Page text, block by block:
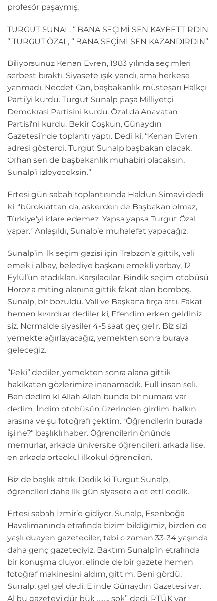
profesör paşaymış.
TURGUT SUNAL, “ BANA SEÇİMİ SEN KAYBETTİRDİN
“ TURGUT ÖZAL, “ BANA SEÇİMİ SEN KAZANDIRDIN”
Biliyorsunuz Kenan Evren, 1983 yılında seçimleri
serbest bıraktı. Siyasete ışık yandı, ama herkese
yanmadı. Necdet Can, başbakanlık müsteşarı Halkçı
Parti’yi kurdu. Turgut Sunalp paşa Milliyetçi
Demokrasi Partisini kurdu. Özal da Anavatan
Partisi’ni kurdu. Bekir Coşkun, Günaydın
Gazetesi’nde toplantı yaptı. Dedi ki, “Kenan Evren
adresi gösterdi. Turgut Sunalp başbakan olacak.
Orhan sen de başbakanlık muhabiri olacaksın,
Sunalp’i izleyeceksin.”
Ertesi gün sabah toplantısında Haldun Simavi dedi
ki, “bürokrattan da, askerden de Başbakan olmaz,
Türkiye’yi idare edemez. Yapsa yapsa Turgut Özal
yapar.” Anlaşıldı, Sunalp’e muhalefet yapacağız.
Sunalp’in ilk seçim gazisi için Trabzon’a gittik, vali
emekli albay, belediye başkanı emekli yarbay, 12
Eylül’ün atadıkları. Karşıladılar. Bindik seçim otobüsü
Horoz’a miting alanına gittik fakat alan bomboş.
Sunalp, bir bozuldu. Vali ve Başkana fırça attı. Fakat
hemen kıvırdılar dediler ki, Efendim erken geldiniz
siz. Normalde siyasiler 4-5 saat geç gelir. Biz sizi
yemekte ağırlayacağız, yemekten sonra buraya
geleceğiz.
“Peki” dediler, yemekten sonra alana gittik
hakikaten gözlerimize inanamadık. Full insan seli.
Ben dedim ki Allah Allah bunda bir numara var
dedim. İndim otobüsün üzerinden girdim, halkın
arasına ve şu fotoğrafı çektim. “Öğrencilerin burada
işi ne?” başlıklı haber. Öğrencilerin önünde
memurlar, arkada üniversite öğrencileri, arkada lise,
en arkada ortaokul ilkokul öğrencileri.
Biz de başlık attık. Dedik ki Turgut Sunalp,
öğrencileri daha ilk gün siyasete alet etti dedik.
Ertesi sabah İzmir’e gidiyor. Sunalp, Esenboğa
Havalimanında etrafında bizim bildiğimiz, bizden de
yaşlı duayen gazeteciler, tabi o zaman 33-34 yaşında
daha genç gazeteciyiz. Baktım Sunalp’in etrafında
bir konuşma oluyor, elinde de bir gazete hemen
fotoğraf makinesini aldım, gittim. Beni gördü,
Sunalp, gel gel dedi. Elinde Günaydın Gazetesi var.
Al bu gazeteyi dür bük …….. sok” dedi. RTÜK var